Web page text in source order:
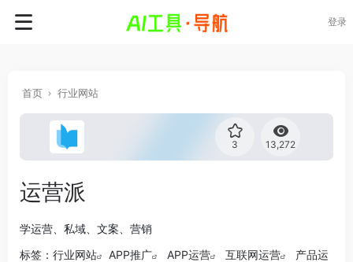
登录
首页 行业网站
3 13,272
运营派
学运营、私域、文案、营销
标签： 行业网站 APP推广 APP运营 互联网运营
产品运